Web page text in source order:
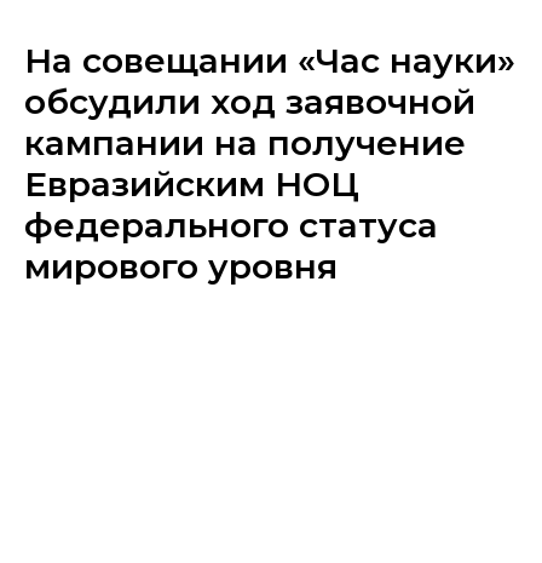
На совещании «Час науки»
обсудили ход заявочной
кампании на получение
Евразийским НОЦ
федерального статуса
мирового уровня